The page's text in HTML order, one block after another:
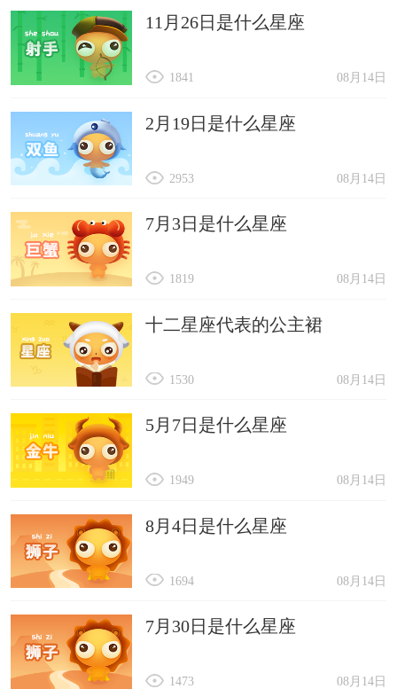
11月26日是什么星座
08月14日
1841
2月19日是什么星座
08月14日
2953
7月3日是什么星座
08月14日
1819
十二星座代表的公主裙
08月14日
1530
5月7日是什么星座
08月14日
1949
8月4日是什么星座
08月14日
1694
7月30日是什么星座
08月14日
1473